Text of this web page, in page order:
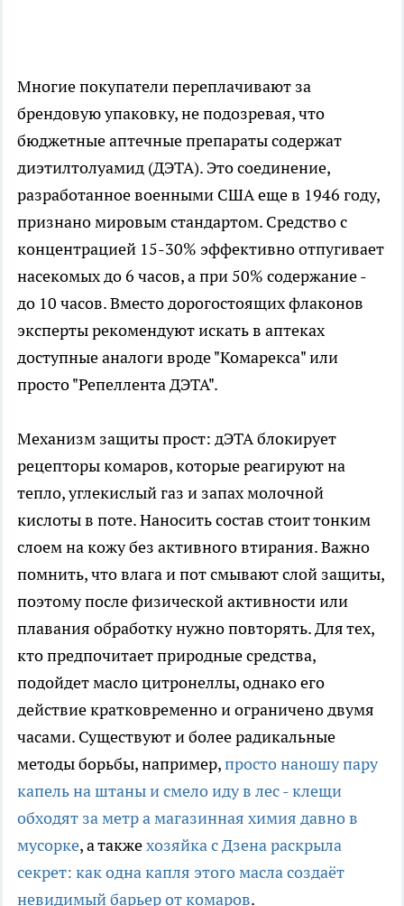
Многие покупатели переплачивают за
брендовую упаковку, не подозревая, что
бюджетные аптечные препараты содержат
диэтилтолуамид (ДЭТА). Это соединение,
разработанное военными США еще в 1946 году,
признано мировым стандартом. Средство с
концентрацией 15-30% эффективно отпугивает
насекомых до 6 часов, а при 50% содержание -
до 10 часов. Вместо дорогостоящих флаконов
эксперты рекомендуют искать в аптеках
доступные аналоги вроде "Комарекса" или
просто "Репеллента ДЭТА".
Механизм защиты прост: дЭТА блокирует
рецепторы комаров, которые реагируют на
тепло, углекислый газ и запах молочной
кислоты в поте. Наносить состав стоит тонким
слоем на кожу без активного втирания. Важно
помнить, что влага и пот смывают слой защиты,
поэтому после физической активности или
плавания обработку нужно повторять. Для тех,
кто предпочитает природные средства,
подойдет масло цитронеллы, однако его
действие кратковременно и ограничено двумя
часами. Существуют и более радикальные
методы борьбы, например,просто наношу пару
капель на штаны и смело иду в лес - клещи
обходят за метр а магазинная химия давно в
мусорке, а такжехозяйка с Дзена раскрыла
секрет: как одна капля этого масла создаёт
невидимый барьер от комаров.